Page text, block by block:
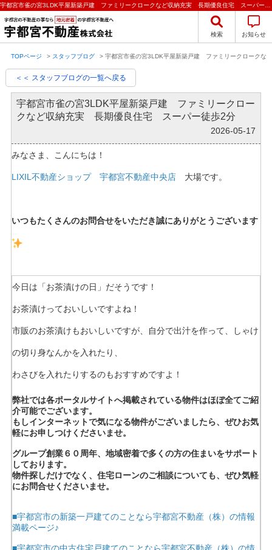
検索 お知らせ
TOPページ > スタッフブログ > 宇都宮市雀の宮3LDK平屋新築戸建 ファミリークローク
＜＜ スタッフブログの一覧へ戻る
宇都宮市雀の宮3LDK平屋新築戸建 ファミリークロー
クなど収納充実 長期優良住宅 スーパー徒歩2分
2026-05-17
みなさま、こんにちは！
LIXIL不動産ショップ 宇都宮不動産中央店 大場です。
いつもたくさんのお問合せをいただき誠にありがとうございます
今日は「お茶漬けの日」だそうです！
お茶漬けっておいしいですよね！
市販のお茶漬けもおいしいですが、自分で出汁を作って、しゃけ
の切り身なんかを入れたり、
わさびを入れたりするのもおすすめですよ！
弊社では各ポータルサイトへ掲載されている物件はほぼ全てご紹
介可能でございます。
もしインターネットで気になる物件がございましたら、ぜひお気
軽にお申しつけくださいませ。
グループ創業６０周年、地域密着で多くの方の住まいをサポート
しております。
物件探しだけでなく、住宅ローンのご相談についても、ぜひ気軽
にお問合せくださいませ。
■宇都宮市の新築一戸建てのことなら宇都宮不動産（株）の情報
満載ページ♪